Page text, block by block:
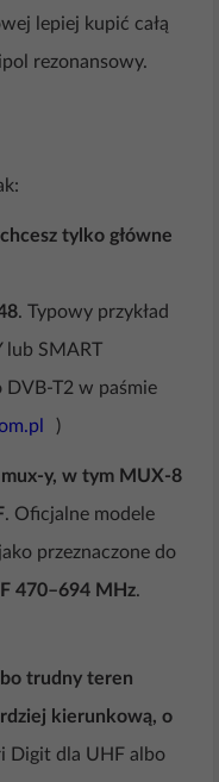
lepiej kupić całą
rezonansowy.
tylko główne
. Typowy przykład
lub SMART
T2 w paśmie
)
y, w tym MUX-8
. Oficjalne modele
przeznaczone do
470–694 MHz.
trudny teren
kierunkową, o
Digit dla UHF albo